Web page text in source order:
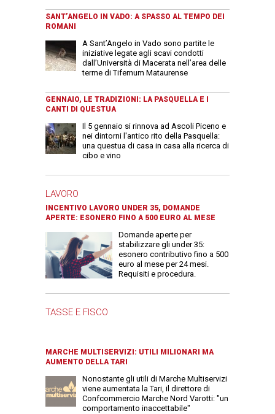
SANT’ANGELO IN VADO: A SPASSO AL TEMPO DEI
ROMANI
A Sant’Angelo in Vado sono partite le
iniziative legate agli scavi condotti
dall’Università di Macerata nell’area delle
terme di Tifernum Mataurense
GENNAIO, LE TRADIZIONI: LA PASQUELLA E I
CANTI DI QUESTUA
Il 5 gennaio si rinnova ad Ascoli Piceno e
nei dintorni l'antico rito della Pasquella:
una questua di casa in casa alla ricerca di
cibo e vino
LAVORO
INCENTIVO LAVORO UNDER 35, DOMANDE
APERTE: ESONERO FINO A 500 EURO AL MESE
Domande aperte per
stabilizzare gli under 35:
esonero contributivo fino a 500
euro al mese per 24 mesi.
Requisiti e procedura.
TASSE E FISCO
MARCHE MULTISERVIZI: UTILI MILIONARI MA
AUMENTO DELLA TARI
Nonostante gli utili di Marche Multiservizi
viene aumentata la Tari, il direttore di
Confcommercio Marche Nord Varotti: "un
comportamento inaccettabile"